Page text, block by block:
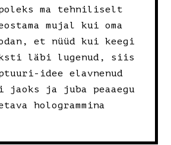
poleks ma tehniliselt
mujal kui oma
et nüüd kui keegi
läbi lugenud, siis
idee elavnenud
jaoks ja juba peaaegu
hologrammina